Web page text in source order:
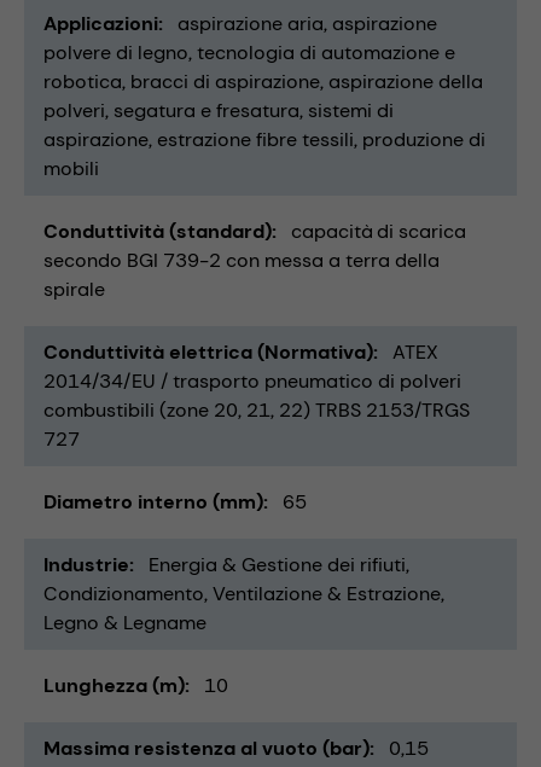
Applicazioni aspirazione aria aspirazione
polvere di legno tecnologia di automazione e
robotica bracci di aspirazione aspirazione della
polveri segatura e fresatura sistemi di
aspirazione estrazione fibre tessili produzione di
mobili
Conduttività (standard)
capacità di scarica
secondo BGI 739-2 con messa a terra della
spirale
Conduttività elettrica (Normativa)
ATEX
2014/34/EU / trasporto pneumatico di polveri
combustibili (zone 20, 21, 22) TRBS 2153/TRGS
727
Diametro interno (mm) 65
Industrie
Energia & Gestione dei rifiuti
Condizionamento, Ventilazione & Estrazione
Legno & Legname
Lunghezza (m) 10
Massima resistenza al vuoto (bar) 0,15